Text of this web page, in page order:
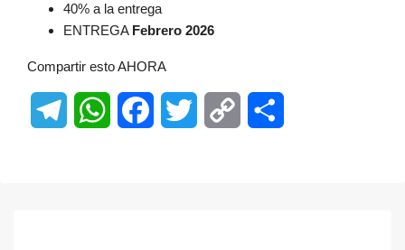
40% a la entrega
ENTREGA Febrero 2026
Compartir esto AHORA
TelegramWhatsAppFacebookTwitter Copy